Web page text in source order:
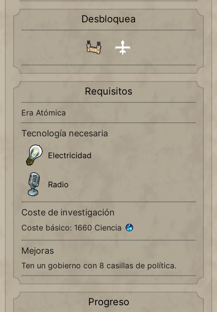
Desbloquea
Requisitos
Era Atómica
Tecnología necesaria
Electricidad
Radio
Coste de investigación
Coste básico: 1660 Ciencia
Mejoras
Ten un gobierno con 8 casillas de política.
Progreso